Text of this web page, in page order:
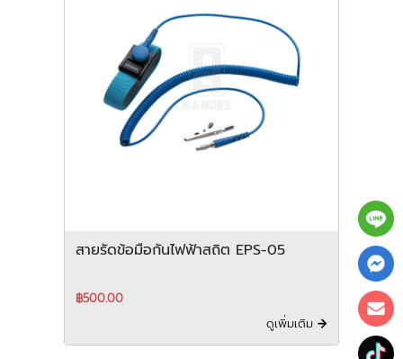
สายรัดข้อมือกันไฟฟ้าสถิต EPS-05
฿500.00
ดูเพิ่มเติม